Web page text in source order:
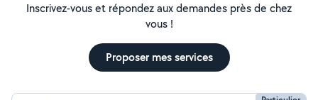
Inscrivez-vous et répondez aux demandes près de chez
vous !
Proposer mes services